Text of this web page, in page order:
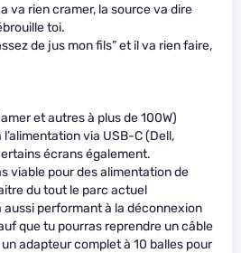
va rien cramer, la source va dire
toi.
de jus mon fils” et il va rien faire,
et autres à plus de 100W)
via USB-C (Dell,
écrans également.
viable pour des alimentation de
du tout le parc actuel
aussi performant à la déconnexion
que tu pourras reprendre un câble
adapteur complet à 10 balles pour